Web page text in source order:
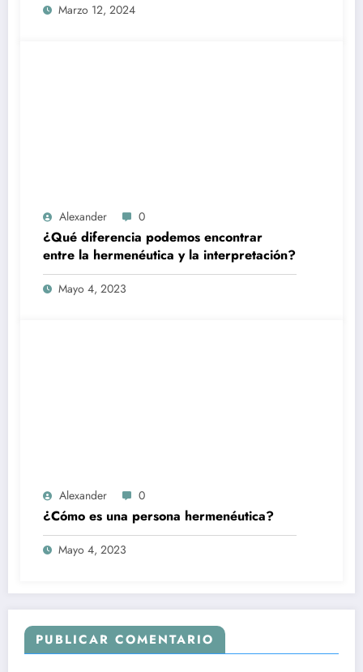
Marzo 12, 2024
Alexander 0
¿Qué diferencia podemos encontrar
entre la hermenéutica y la interpretación?
Mayo 4, 2023
Alexander 0
¿Cómo es una persona hermenéutica?
Mayo 4, 2023
PUBLICAR COMENTARIO